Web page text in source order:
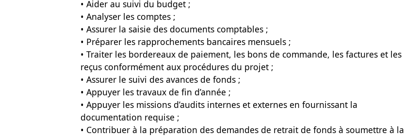
• Aider au suivi du budget ;
• Analyser les comptes ;
• Assurer la saisie des documents comptables ;
• Préparer les rapprochements bancaires mensuels ;
• Traiter les bordereaux de paiement, les bons de commande, les factures et les
reçus conformément aux procédures du projet ;
• Assurer le suivi des avances de fonds ;
• Appuyer les travaux de fin d’année ;
• Appuyer les missions d’audits internes et externes en fournissant la
documentation requise ;
• Contribuer à la préparation des demandes de retrait de fonds à soumettre à la